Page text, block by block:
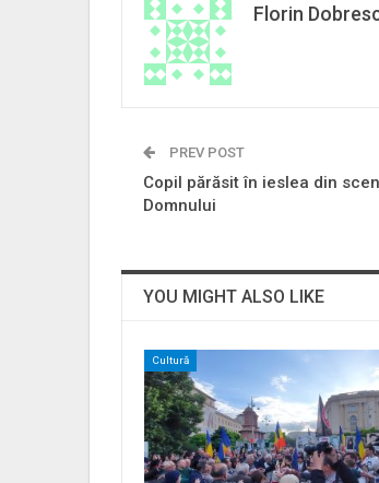
Florin
PREV POST
Copil părăsit în ieslea din
Domnului
YOU MIGHT ALSO LIKE
Cultură